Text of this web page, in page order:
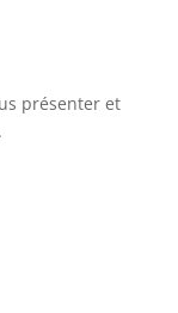
présenter et